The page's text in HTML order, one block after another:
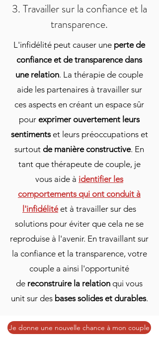
3. Travailler sur la confiance et la
transparence.
L'infidélité peut causer une perte de
confiance et de transparence dans
une relation. La thérapie de couple
aide les partenaires à travailler sur
ces aspects en créant un espace sûr
pour exprimer ouvertement leurs
sentimentset leurs préoccupations et
surtout de manière constructive. En
tant que thérapeute de couple, je
vous aide à identifier les
comportements qui ont conduit à
l'infidélitéet à travailler sur des
solutions pour éviter que cela ne se
reproduise à l'avenir. En travaillant sur
la confiance et la transparence, votre
couple a ainsi l'opportunité
de reconstruire la relation qui vous
unit sur des bases solides et durables.
Je donne une nouvelle chance à mon couple